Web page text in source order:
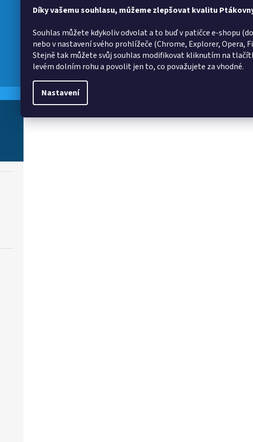
Díky vašemu souhlasu, můžeme zlepšovat kvalitu
Souhlas můžete kdykoliv odvolat a to buď v patičce e-shopu
nebo v nastavení svého prohlížeče (Chrome, Explorer, Opera,
Stejně tak můžete svůj souhlas modifikovat kliknutím na
levém dolním rohu a povolit jen to, co považujete za vhodné.
Nastavení